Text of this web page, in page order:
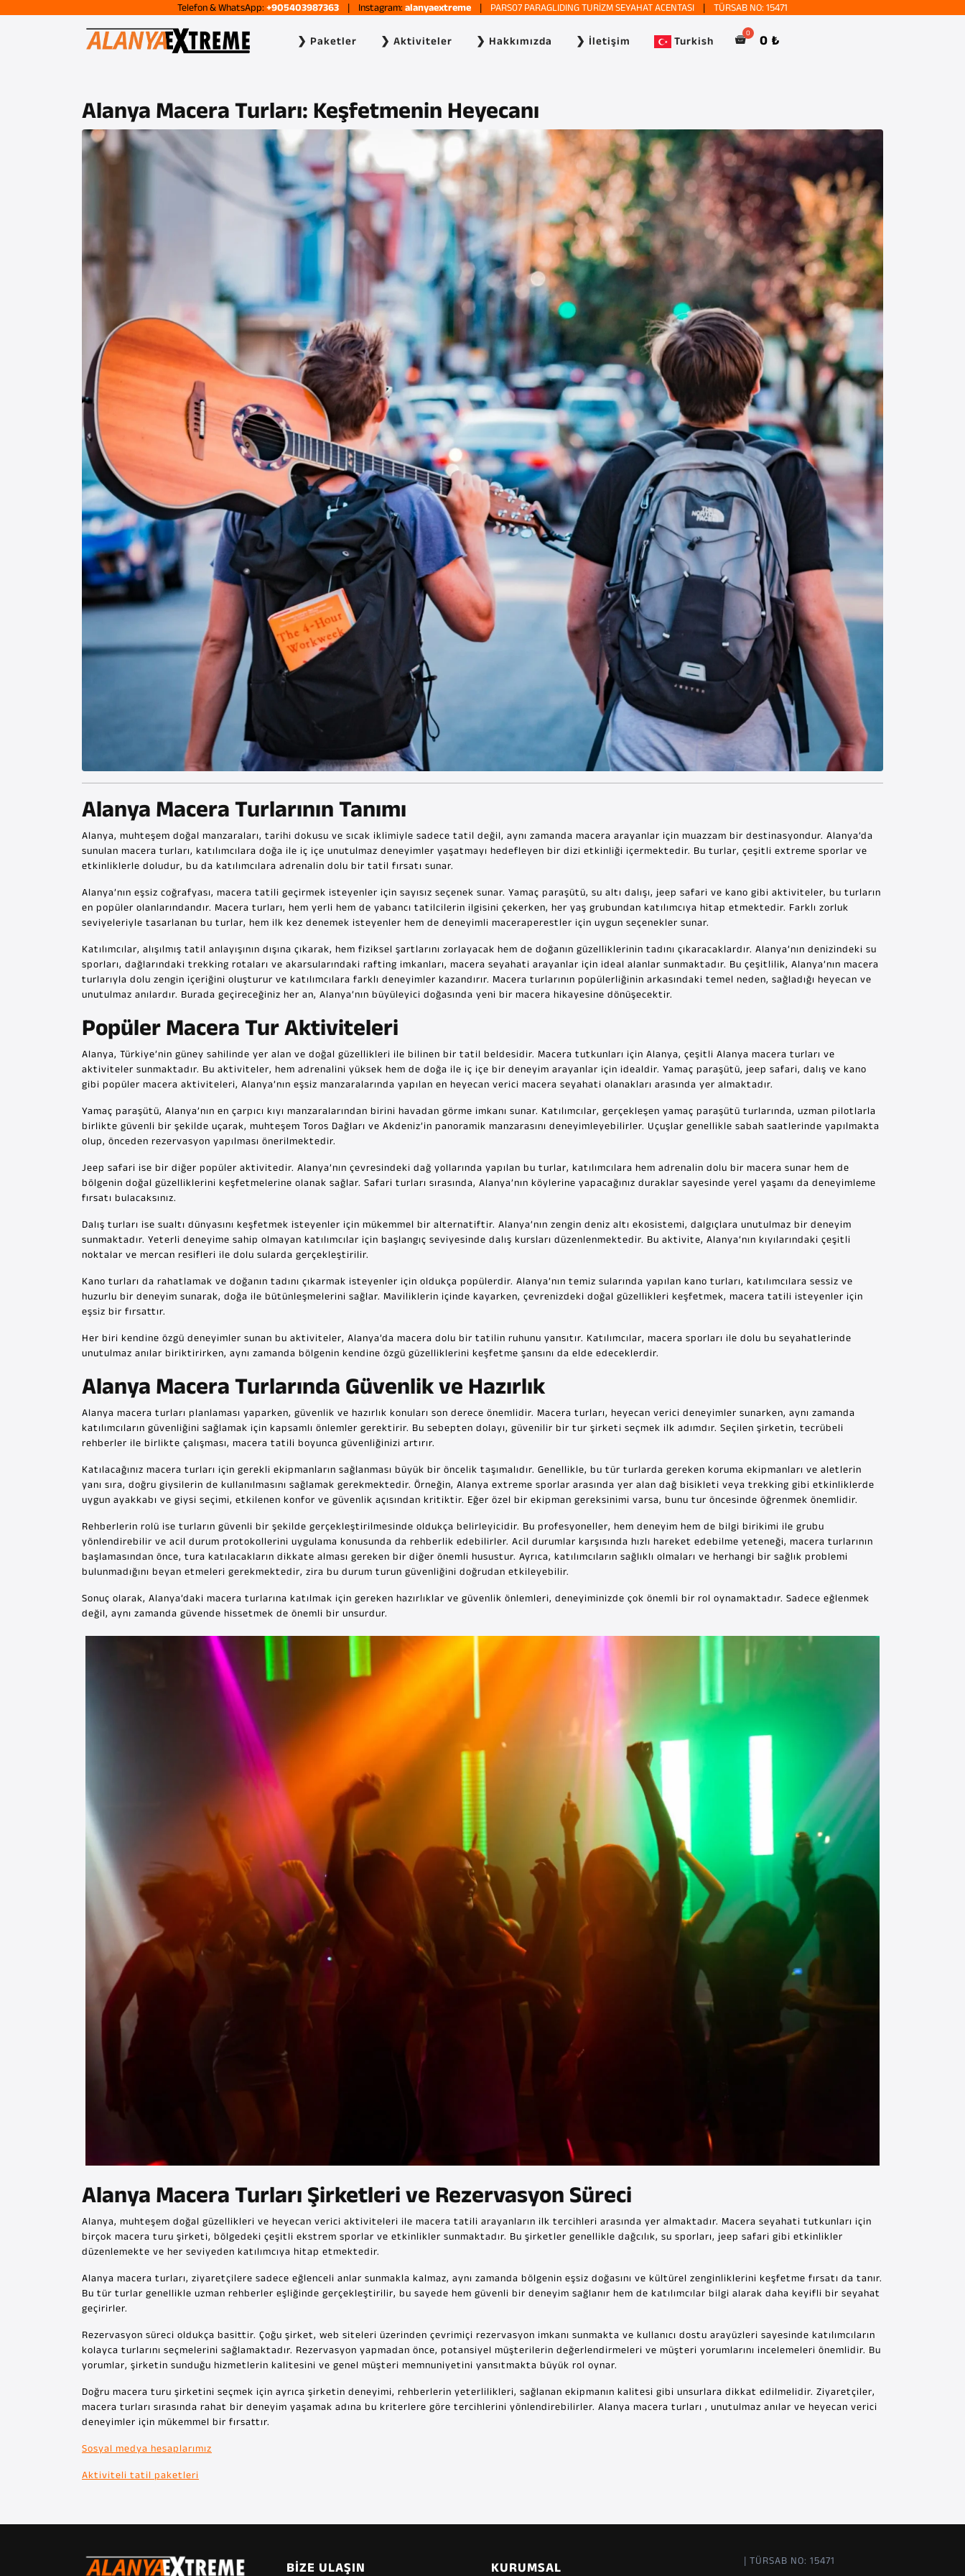
Telefon & WhatsApp: +905403987363 | Instagram: alanyaextreme | PARS07 PARAGLIDING TURİZM SEYAHAT ACENTASI | TÜRSAB NO: 15471
❯ Paketler ❯ Aktiviteler ❯ Hakkımızda ❯ İletişim Turkish 0 ₺
Alanya Macera Turları: Keşfetmenin Heyecanı
Alanya Macera Turlarının Tanımı
Alanya, muhteşem doğal manzaraları, tarihi dokusu ve sıcak iklimiyle sadece tatil değil, aynı zamanda macera arayanlar için muazzam bir destinasyondur. Alanya’da
sunulan macera turları, katılımcılara doğa ile iç içe unutulmaz deneyimler yaşatmayı hedefleyen bir dizi etkinliği içermektedir. Bu turlar, çeşitli extreme sporlar ve
etkinliklerle doludur, bu da katılımcılara adrenalin dolu bir tatil fırsatı sunar.
Alanya’nın eşsiz coğrafyası, macera tatili geçirmek isteyenler için sayısız seçenek sunar. Yamaç paraşütü, su altı dalışı, jeep safari ve kano gibi aktiviteler, bu turların
en popüler olanlarındandır. Macera turları, hem yerli hem de yabancı tatilcilerin ilgisini çekerken, her yaş grubundan katılımcıya hitap etmektedir. Farklı zorluk
seviyeleriyle tasarlanan bu turlar, hem ilk kez denemek isteyenler hem de deneyimli maceraperestler için uygun seçenekler sunar.
Katılımcılar, alışılmış tatil anlayışının dışına çıkarak, hem fiziksel şartlarını zorlayacak hem de doğanın güzelliklerinin tadını çıkaracaklardır. Alanya’nın denizindeki su
sporları, dağlarındaki trekking rotaları ve akarsularındaki rafting imkanları, macera seyahati arayanlar için ideal alanlar sunmaktadır. Bu çeşitlilik, Alanya’nın macera
turlarıyla dolu zengin içeriğini oluşturur ve katılımcılara farklı deneyimler kazandırır. Macera turlarının popülerliğinin arkasındaki temel neden, sağladığı heyecan ve
unutulmaz anılardır. Burada geçireceğiniz her an, Alanya’nın büyüleyici doğasında yeni bir macera hikayesine dönüşecektir.
Popüler Macera Tur Aktiviteleri
Alanya, Türkiye’nin güney sahilinde yer alan ve doğal güzellikleri ile bilinen bir tatil beldesidir. Macera tutkunları için Alanya, çeşitli Alanya macera turları ve
aktiviteler sunmaktadır. Bu aktiviteler, hem adrenalini yüksek hem de doğa ile iç içe bir deneyim arayanlar için idealdir. Yamaç paraşütü, jeep safari, dalış ve kano
gibi popüler macera aktiviteleri, Alanya’nın eşsiz manzaralarında yapılan en heyecan verici macera seyahati olanakları arasında yer almaktadır.
Yamaç paraşütü, Alanya’nın en çarpıcı kıyı manzaralarından birini havadan görme imkanı sunar. Katılımcılar, gerçekleşen yamaç paraşütü turlarında, uzman pilotlarla
birlikte güvenli bir şekilde uçarak, muhteşem Toros Dağları ve Akdeniz’in panoramik manzarasını deneyimleyebilirler. Uçuşlar genellikle sabah saatlerinde yapılmakta
olup, önceden rezervasyon yapılması önerilmektedir.
Jeep safari ise bir diğer popüler aktivitedir. Alanya’nın çevresindeki dağ yollarında yapılan bu turlar, katılımcılara hem adrenalin dolu bir macera sunar hem de
bölgenin doğal güzelliklerini keşfetmelerine olanak sağlar. Safari turları sırasında, Alanya’nın köylerine yapacağınız duraklar sayesinde yerel yaşamı da deneyimleme
fırsatı bulacaksınız.
Dalış turları ise sualtı dünyasını keşfetmek isteyenler için mükemmel bir alternatiftir. Alanya’nın zengin deniz altı ekosistemi, dalgıçlara unutulmaz bir deneyim
sunmaktadır. Yeterli deneyime sahip olmayan katılımcılar için başlangıç seviyesinde dalış kursları düzenlenmektedir. Bu aktivite, Alanya’nın kıyılarındaki çeşitli
noktalar ve mercan resifleri ile dolu sularda gerçekleştirilir.
Kano turları da rahatlamak ve doğanın tadını çıkarmak isteyenler için oldukça popülerdir. Alanya’nın temiz sularında yapılan kano turları, katılımcılara sessiz ve
huzurlu bir deneyim sunarak, doğa ile bütünleşmelerini sağlar. Maviliklerin içinde kayarken, çevrenizdeki doğal güzellikleri keşfetmek, macera tatili isteyenler için
eşsiz bir fırsattır.
Her biri kendine özgü deneyimler sunan bu aktiviteler, Alanya’da macera dolu bir tatilin ruhunu yansıtır. Katılımcılar, macera sporları ile dolu bu seyahatlerinde
unutulmaz anılar biriktirirken, aynı zamanda bölgenin kendine özgü güzelliklerini keşfetme şansını da elde edeceklerdir.
Alanya Macera Turlarında Güvenlik ve Hazırlık
Alanya macera turları planlaması yaparken, güvenlik ve hazırlık konuları son derece önemlidir. Macera turları, heyecan verici deneyimler sunarken, aynı zamanda
katılımcıların güvenliğini sağlamak için kapsamlı önlemler gerektirir. Bu sebepten dolayı, güvenilir bir tur şirketi seçmek ilk adımdır. Seçilen şirketin, tecrübeli
rehberler ile birlikte çalışması, macera tatili boyunca güvenliğinizi artırır.
Katılacağınız macera turları için gerekli ekipmanların sağlanması büyük bir öncelik taşımalıdır. Genellikle, bu tür turlarda gereken koruma ekipmanları ve aletlerin
yanı sıra, doğru giysilerin de kullanılmasını sağlamak gerekmektedir. Örneğin, Alanya extreme sporlar arasında yer alan dağ bisikleti veya trekking gibi etkinliklerde
uygun ayakkabı ve giysi seçimi, etkilenen konfor ve güvenlik açısından kritiktir. Eğer özel bir ekipman gereksinimi varsa, bunu tur öncesinde öğrenmek önemlidir.
Rehberlerin rolü ise turların güvenli bir şekilde gerçekleştirilmesinde oldukça belirleyicidir. Bu profesyoneller, hem deneyim hem de bilgi birikimi ile grubu
yönlendirebilir ve acil durum protokollerini uygulama konusunda da rehberlik edebilirler. Acil durumlar karşısında hızlı hareket edebilme yeteneği, macera turlarının
başlamasından önce, tura katılacakların dikkate alması gereken bir diğer önemli husustur. Ayrıca, katılımcıların sağlıklı olmaları ve herhangi bir sağlık problemi
bulunmadığını beyan etmeleri gerekmektedir, zira bu durum turun güvenliğini doğrudan etkileyebilir.
Sonuç olarak, Alanya’daki macera turlarına katılmak için gereken hazırlıklar ve güvenlik önlemleri, deneyiminizde çok önemli bir rol oynamaktadır. Sadece eğlenmek
değil, aynı zamanda güvende hissetmek de önemli bir unsurdur.
Alanya Macera Turları Şirketleri ve Rezervasyon Süreci
Alanya, muhteşem doğal güzellikleri ve heyecan verici aktiviteleri ile macera tatili arayanların ilk tercihleri arasında yer almaktadır. Macera seyahati tutkunları için
birçok macera turu şirketi, bölgedeki çeşitli ekstrem sporlar ve etkinlikler sunmaktadır. Bu şirketler genellikle dağcılık, su sporları, jeep safari gibi etkinlikler
düzenlemekte ve her seviyeden katılımcıya hitap etmektedir.
Alanya macera turları, ziyaretçilere sadece eğlenceli anlar sunmakla kalmaz, aynı zamanda bölgenin eşsiz doğasını ve kültürel zenginliklerini keşfetme fırsatı da tanır.
Bu tür turlar genellikle uzman rehberler eşliğinde gerçekleştirilir, bu sayede hem güvenli bir deneyim sağlanır hem de katılımcılar bilgi alarak daha keyifli bir seyahat
geçirirler.
Rezervasyon süreci oldukça basittir. Çoğu şirket, web siteleri üzerinden çevrimiçi rezervasyon imkanı sunmakta ve kullanıcı dostu arayüzleri sayesinde katılımcıların
kolayca turlarını seçmelerini sağlamaktadır. Rezervasyon yapmadan önce, potansiyel müşterilerin değerlendirmeleri ve müşteri yorumlarını incelemeleri önemlidir. Bu
yorumlar, şirketin sunduğu hizmetlerin kalitesini ve genel müşteri memnuniyetini yansıtmakta büyük rol oynar.
Doğru macera turu şirketini seçmek için ayrıca şirketin deneyimi, rehberlerin yeterlilikleri, sağlanan ekipmanın kalitesi gibi unsurlara dikkat edilmelidir. Ziyaretçiler,
macera turları sırasında rahat bir deneyim yaşamak adına bu kriterlere göre tercihlerini yönlendirebilirler. Alanya macera turları , unutulmaz anılar ve heyecan verici
deneyimler için mükemmel bir fırsattır.
Sosyal medya hesaplarımız
Aktiviteli tatil paketleri
BIZE ULAŞIN KURUMSAL | TÜRSAB NO: 15471